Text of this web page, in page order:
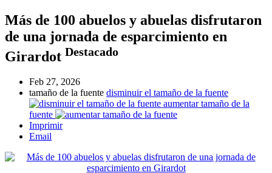
Más de 100 abuelos y abuelas disfrutaron
de una jornada de esparcimiento en
Girardot Destacado
Feb 27, 2026
tamaño de la fuente disminuir el tamaño de la fuente
aumentar tamaño de la
fuente
Imprimir
Email